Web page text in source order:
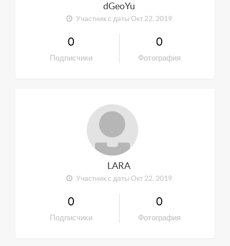
dGeoYu
Участник с даты Окт 22, 2019
0
Подписчики
0
Фотография
LARA
Участник с даты Окт 22, 2019
0
Подписчики
0
Фотография